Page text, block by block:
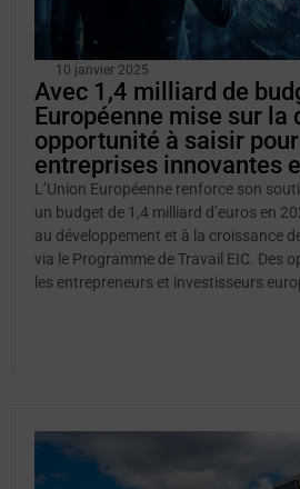
10 janvier 2025
Avec 1,4 milliard de
Européenne mise sur la
opportunité à saisir
entreprises innovantes
L’Union Européenne renforce son
un budget de 1,4 milliard d’euros en
au développement et à la croissance
via le Programme de Travail EIC. Des
les entrepreneurs et investisseurs